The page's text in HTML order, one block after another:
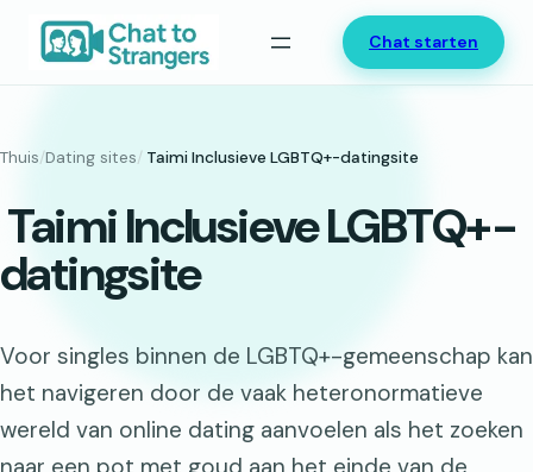
Chat starten
Thuis/Dating sites/ Taimi Inclusieve LGBTQ+-datingsite
Taimi Inclusieve LGBTQ+-
datingsite
Voor singles binnen de LGBTQ+-gemeenschap kan
het navigeren door de vaak heteronormatieve
wereld van online dating aanvoelen als het zoeken